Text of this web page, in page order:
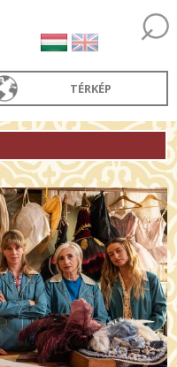
TÉRKÉP